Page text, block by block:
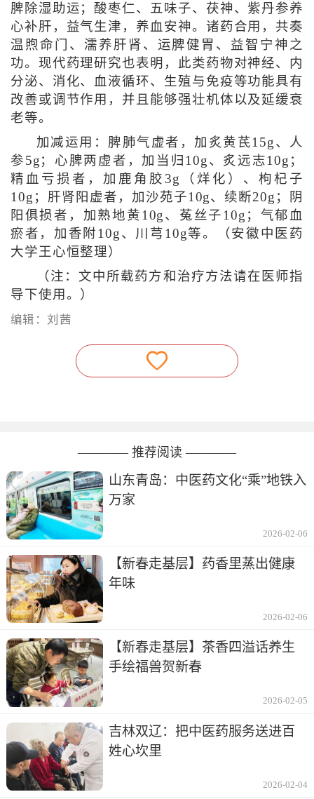
脾除湿助运；酸枣仁、五味子、茯神、紫丹参养
心补肝，益气生津，养血安神。诸药合用，共奏
温煦命门、濡养肝肾、运脾健胃、益智宁神之
功。现代药理研究也表明，此类药物对神经、内
分泌、消化、血液循环、生殖与免疫等功能具有
改善或调节作用，并且能够强壮机体以及延缓衰
老等。
加减运用：脾肺气虚者，加炙黄芪15g、人
参5g；心脾两虚者，加当归10g、炙远志10g；
精血亏损者，加鹿角胶3g（烊化）、枸杞子
10g；肝肾阳虚者，加沙苑子10g、续断20g；阴
阳俱损者，加熟地黄10g、菟丝子10g；气郁血
瘀者，加香附10g、川芎10g等。
（安徽中医药
大学王心恒整理）
（注：文中所载药方和治疗方法请在医师指
导下使用。）
编辑：刘茜
———— 推荐阅读 ————
山东青岛：中医药文化“乘”地铁入
万家
2026-02-06
【新春走基层】药香里蒸出健康
年味
2026-02-06
【新春走基层】茶香四溢话养生
手绘福兽贺新春
2026-02-05
吉林双辽：把中医药服务送进百
姓心坎里
2026-02-04